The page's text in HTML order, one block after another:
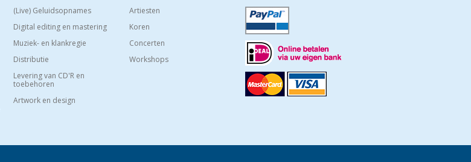
(Live) Geluidsopnames
Digital editing en mastering
Muziek- en klankregie
Distributie
Levering van CD'R en
toebehoren
Artwork en design
Artiesten
Koren
Concerten
Workshops